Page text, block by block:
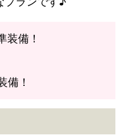
備！
備！